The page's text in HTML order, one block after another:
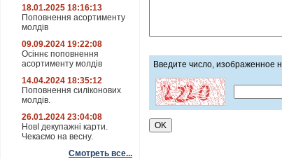
18.01.2025 18:16:13
Поповнення асортименту
молдів
09.09.2024 19:22:08
Осіннє поповнення
асортименту молдів
14.04.2024 18:35:12
Поповнення силіконових
молдів.
26.01.2024 23:04:08
НовІ декупажні карти.
Чекаємо на весну.
Смотреть все...
Введите число, изображенное